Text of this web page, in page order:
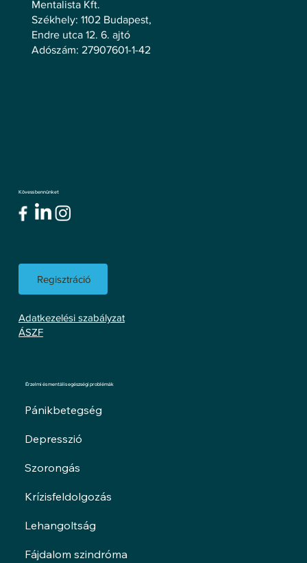
Mentalista Kft.
Székhely: 1102 Budapest,
Endre utca 12. 6. ajtó
Adószám: 27907601-1-42
Kövess bennünket
Regisztráció
Adatkezelési szabályzat
ÁSZF
Érzelmi és mentális egészségi problémák
Pánikbetegség
Depresszió
Szorongás
Krízisfeldolgozás
Lehangoltság
Fájdalom szindróma